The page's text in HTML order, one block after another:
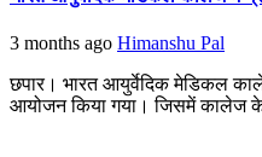
3 months ago Himanshu Pal
छपार। भारत आयुर्वेदिक मेडिकल
आयोजन किया गया। जिसमें कालेज